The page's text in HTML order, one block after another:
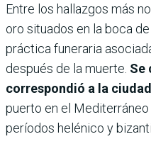
Entre los hallazgos más
oro situados en la boca
práctica funeraria
después de la muerte. Se
correspondió a la
puerto en el
períodos helénico y